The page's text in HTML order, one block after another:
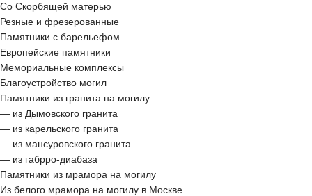
Со Скорбящей матерью
Резные и фрезерованные
Памятники с барельефом
Европейские памятники
Мемориальные комплексы
Благоустройство могил
Памятники из гранита на могилу
— из Дымовского гранита
— из карельского гранита
— из мансуровского гранита
— из габрро-диабаза
Памятники из мрамора на могилу
Из белого мрамора на могилу в Москве